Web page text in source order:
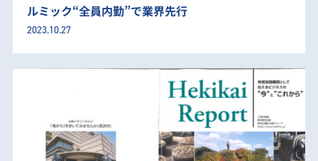
ルミック“全員内勤”で業界先行
2023.10.27